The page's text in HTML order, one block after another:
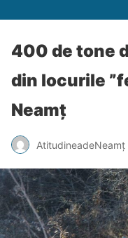
400 de tone
din locurile
Neamț
AtitudineadeNeamț